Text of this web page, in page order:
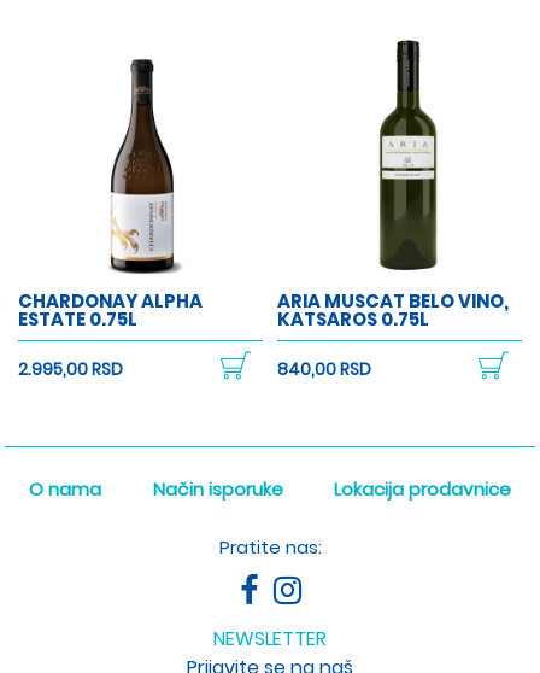
CHARDONAY ALPHA
ESTATE 0.75L
2.995,00 RSD
ARIA MUSCAT BELO VINO,
KATSAROS 0.75L
840,00 RSD
O nama Način isporuke Lokacija prodavnice
Pratite nas:
NEWSLETTER
Prijavite se na naš